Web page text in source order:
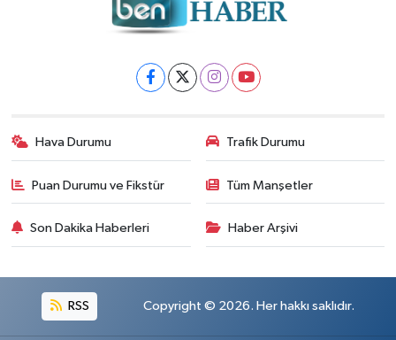
Hava Durumu Trafik Durumu
Puan Durumu ve Fikstür Tüm Manşetler
Son Dakika Haberleri Haber Arşivi
RSS Copyright © 2026. Her hakkı saklıdır.